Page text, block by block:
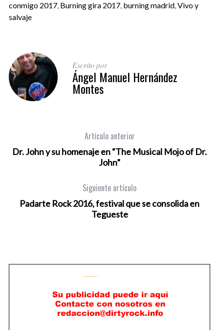
conmigo 2017, Burning gira 2017, burning madrid,Vivo y
salvaje
Escrito por
Ángel Manuel Hernández
Montes
Artículo anterior
Dr. John y su homenaje en “The Musical Mojo of Dr.
John”
Siguiente artículo
Padarte Rock 2016, festival que se consolida en
Tegueste